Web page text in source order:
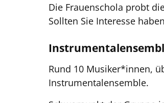
Die Frauenschola probt
Sollten Sie Interesse
Rund 10 Musiker*innen,
Instrumentalensemble.